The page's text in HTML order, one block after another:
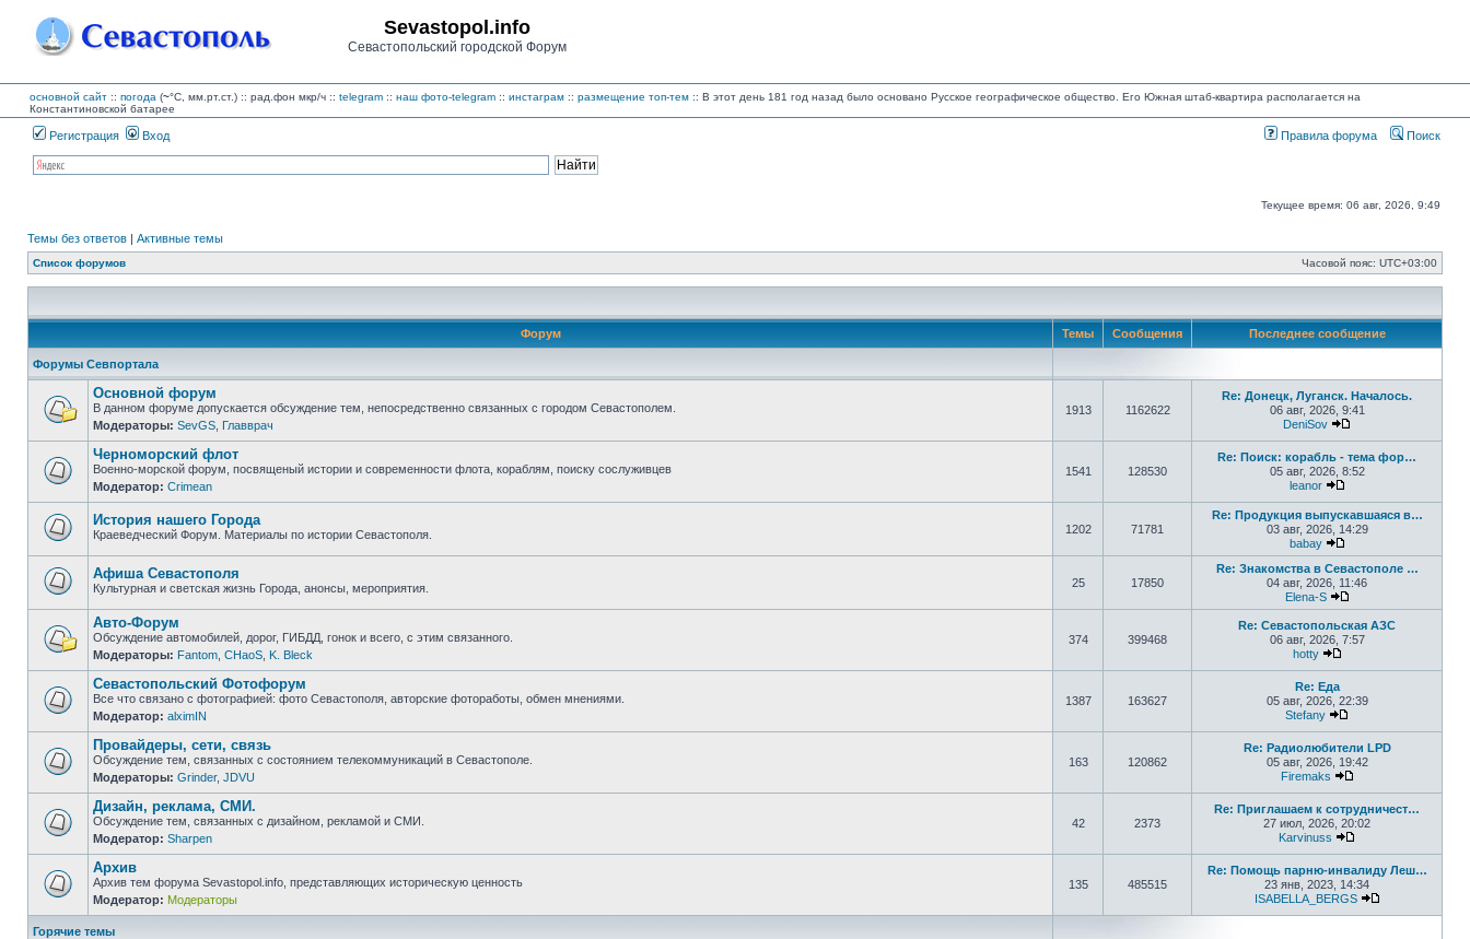
Sevastopol.info
Севастопольский городской Форум
основной сайт :: погода (~°C, мм.рт.ст.) :: рад.фон мкр/ч :: telegram :: наш фото-telegram :: инстаграм :: размещение топ-тем :: В этот день 181 год назад было основано Русское географическое общество. Его Южная штаб-квартира располагается на
Константиновской батарее
Регистрация Вход Правила форума Поиск
Текущее время: 06 авг, 2026, 9:49
Темы без ответов | Активные темы
Список форумов Часовой пояс: UTC+03:00
Форум Темы Сообщения Последнее сообщение
Форумы Севпортала
Нет
непрочитанных
сообщений
Основной форум
В данном форуме допускается обсуждение тем, непосредственно связанных с городом Севастополем.
Модераторы: SevGS Главврач
1913 1162622
Re: Донецк, Луганск. Началось.
06 авг, 2026, 9:41
DeniSov
Нет
непрочитанных
сообщений
Черноморский флот
Военно-морской форум, посвященый истории и современности флота, кораблям, поиску сослуживцев
Модератор: Crimean
1541 128530
Re: Поиск: корабль - тема фор…
05 авг, 2026, 8:52
leanor
непрочитанных
сообщений
История нашего Города
Краеведческий Форум. Материалы по истории Севастополя. 1202 71781
Re: Продукция выпускавшаяся в…
03 авг, 2026, 14:29
babay
Перейти к
непрочитанных
сообщений
Афиша Севастополя
Культурная и светская жизнь Города, анонсы, мероприятия. 25 17850
Re: Знакомства в Севастополе …
04 авг, 2026, 11:46
Elena-S
Перейти к
Нет
непрочитанных
сообщений
Авто-Форум
Обсуждение автомобилей, дорог, ГИБДД, гонок и всего, с этим связанного.
Модераторы: Fantom CHaoS K. Bleck
374 399468
Re: Севастопольская АЗС
06 авг, 2026, 7:57
hotty
Нет
непрочитанных
сообщений
Севастопольский Фотофорум
Все что связано с фотографией: фото Севастополя, авторские фотоработы, обмен мнениями.
Модератор: alximIN
1387 163627
Re: Еда
05 авг, 2026, 22:39
Stefany
Нет
непрочитанных
сообщений
Провайдеры, сети, связь
Обсуждение тем, связанных с состоянием телекоммуникаций в Севастополе.
Модераторы: Grinder, JDVU
163 120862
Re: Радиолюбители LPD
05 авг, 2026, 19:42
Firemaks
Нет
непрочитанных
сообщений
Дизайн, реклама, СМИ.
Обсуждение тем, связанных с дизайном, рекламой и СМИ.
Модератор: Sharpen
42 2373
Re: Приглашаем к сотрудничест…
27 июл, 2026, 20:02
Karvinuss
Нет
непрочитанных
сообщений
Архив
Архив тем форума Sevastopol.info, представляющих историческую ценность
Модератор: Модераторы
135 485515
Re: Помощь парню-инвалиду Леш…
23 янв, 2023, 14:34
ISABELLA_BERGS
Горячие темы